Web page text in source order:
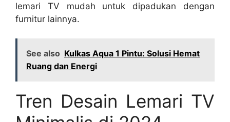
lemari TV mudah untuk dipadukan dengan
furnitur lainnya.
See also Kulkas Aqua 1 Pintu: Solusi Hemat
Ruang dan Energi
Tren Desain Lemari TV